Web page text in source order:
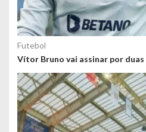
Futebol
Vítor Bruno vai assinar por